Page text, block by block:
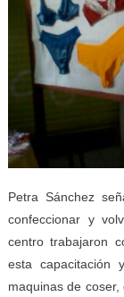
Petra Sánchez
confeccionar y
centro trabajaron
esta capacitación
maquinas de